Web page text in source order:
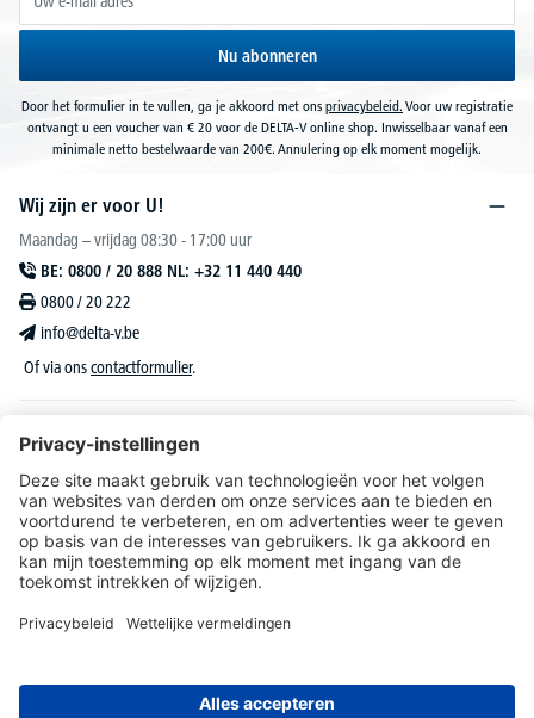
Nu abonneren
Door het formulier in te vullen, ga je akkoord met ons privacybeleid. Voor uw registratie
ontvangt u een voucher van € 20 voor de DELTA-V online shop. Inwisselbaar vanaf een
minimale netto bestelwaarde van 200€. Annulering op elk moment mogelijk.
Wij zijn er voor U!
Maandag – vrijdag 08:30 - 17:00 uur
BE: 0800 / 20 888 NL: +32 11 440 440
0800 / 20 222
info@delta-v.be
Of via onscontactformulier.
DELTA-V Lucas
Klantenservice
Over DELTA-V
en organisaties.